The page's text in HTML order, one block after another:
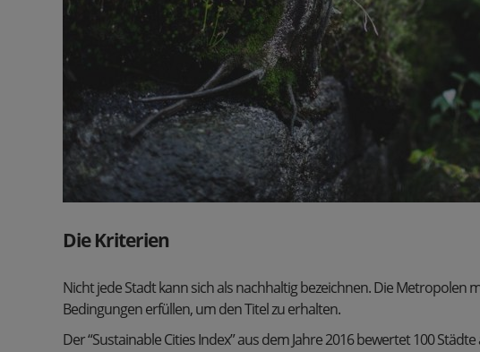
Die Kriterien
Nicht jede Stadt kann sich als nachhaltig bezeichnen. Die Metropolen
Bedingungen erfüllen, um den Titel zu erhalten.
Der “Sustainable Cities Index” aus dem Jahre 2016 bewertet 100